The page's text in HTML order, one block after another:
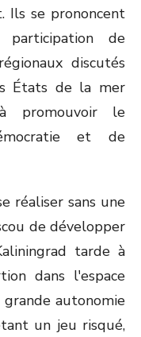
Ils se prononcent
de
discutés
États de la mer
promouvoir le
et de
réaliser sans une
de développer
tarde à
dans l'espace
autonomie
un jeu risqué,